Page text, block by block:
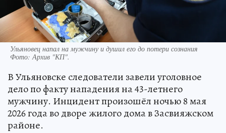
Ульяновец напал на мужчину и душил его до потери сознания
Фото:Архив "КП".
В Ульяновске следователи завели уголовное
дело по факту нападения на 43-летнего
мужчину. Инцидент произошёл ночью 8 мая
2026 года во дворе жилого дома в Засвияжском
районе.